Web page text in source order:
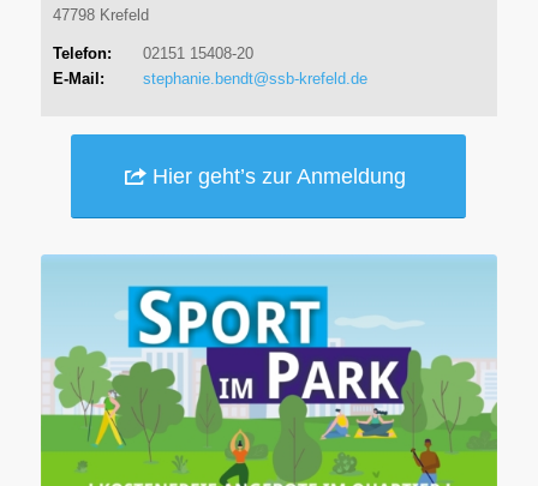
47798 Krefeld
Telefon: 02151 15408-20
E-Mail:
stephanie.bendt@ssb-krefeld.de
Hier geht’s zur Anmeldung